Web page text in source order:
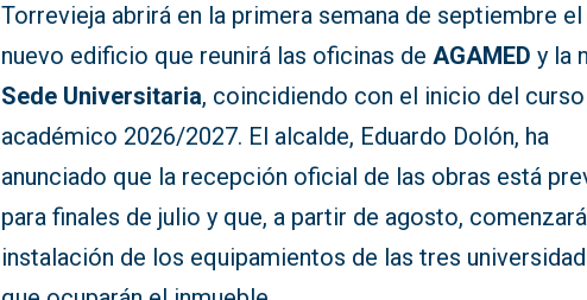
Torrevieja abrirá en la primera semana de septiembre el
nuevo edificio que reunirá las oficinas deAGAMED y la
Sede Universitaria, coincidiendo con el inicio del curso
académico 2026/2027. El alcalde, Eduardo Dolón, ha
anunciado que la recepción oficial de las obras está
para finales de julio y que, a partir de agosto,
instalación de los equipamientos de las tres